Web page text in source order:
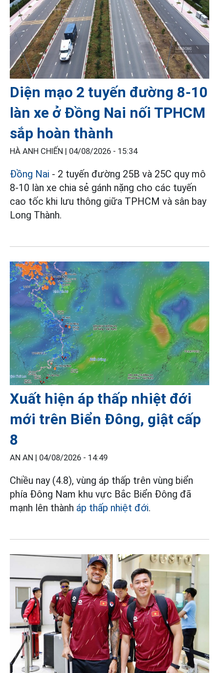
Diện mạo 2 tuyến đường 8-10
làn xe ở Đồng Nai nối TPHCM
sắp hoàn thành
HÀ ANH CHIẾN | 04/08/2026 - 15:34
Đồng Nai - 2 tuyến đường 25B và 25C quy mô
8-10 làn xe chia sẻ gánh nặng cho các tuyến
cao tốc khi lưu thông giữa TPHCM và sân bay
Long Thành.
Xuất hiện áp thấp nhiệt đới
mới trên Biển Đông, giật cấp
8
AN AN | 04/08/2026 - 14:49
Chiều nay (4.8), vùng áp thấp trên vùng biển
phía Đông Nam khu vực Bắc Biển Đông đã
mạnh lên thành áp thấp nhiệt đới.